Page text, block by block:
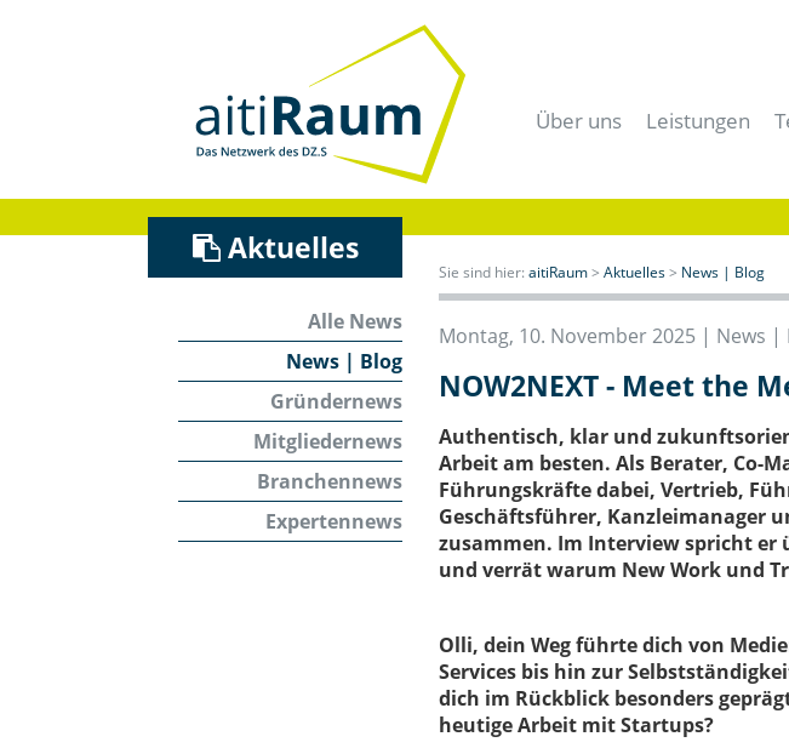
Über uns
Historie
Technologie- und
Verein
Förderer und Partner
Presse- und Mediacenter
Leistungen
Für
Für Forschung
Für Anwender
Für Studenten
Für Experten
Meeting- &
Coworking
Aktuelles
Alle News
News | Blog
Gründernews
Mitgliedernews
Branchennews
Expertennews
Sie sind hier: aitiRaum> Aktuelles> News | Blog
Montag, 10. November 2025 | News |
NOW2NEXT - Meet the
Authentisch, klar und
Arbeit am besten. Als Berater, Co-
Führungskräfte dabei, Vertrieb,
Geschäftsführer, Kanzleimanager
zusammen. Im Interview spricht er
und verrät warum New Work und
Olli, dein Weg führte dich von
Services bis hin zur
dich im Rückblick besonders
heutige Arbeit mit Startups?